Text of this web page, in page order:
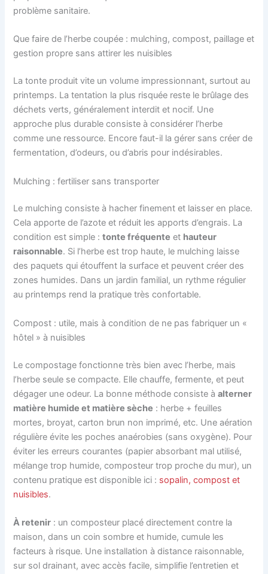
problème sanitaire.
Que faire de l’herbe coupée : mulching, compost, paillage et
gestion propre sans attirer les nuisibles
La tonte produit vite un volume impressionnant, surtout au
printemps. La tentation la plus risquée reste le brûlage des
déchets verts, généralement interdit et nocif. Une
approche plus durable consiste à considérer l’herbe
comme une ressource. Encore faut-il la gérer sans créer de
fermentation, d’odeurs, ou d’abris pour indésirables.
Mulching : fertiliser sans transporter
Le mulching consiste à hacher finement et laisser en place.
Cela apporte de l’azote et réduit les apports d’engrais. La
condition est simple :tonte fréquente et hauteur
raisonnable. Si l’herbe est trop haute, le mulching laisse
des paquets qui étouffent la surface et peuvent créer des
zones humides. Dans un jardin familial, un rythme régulier
au printemps rend la pratique très confortable.
Compost : utile, mais à condition de ne pas fabriquer un «
hôtel » à nuisibles
Le compostage fonctionne très bien avec l’herbe, mais
l’herbe seule se compacte. Elle chauffe, fermente, et peut
dégager une odeur. La bonne méthode consiste àalterner
matière humide et matière sèche : herbe + feuilles
mortes, broyat, carton brun non imprimé, etc. Une aération
régulière évite les poches anaérobies (sans oxygène). Pour
éviter les erreurs courantes (papier absorbant mal utilisé,
mélange trop humide, composteur trop proche du mur), un
contenu pratique est disponible ici : sopalin, compost et
nuisibles.
À retenir : un composteur placé directement contre la
maison, dans un coin sombre et humide, cumule les
facteurs à risque. Une installation à distance raisonnable,
sur sol drainant, avec accès facile, simplifie l’entretien et